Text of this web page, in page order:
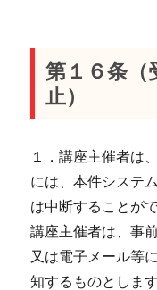
第１６条（
止）
１．講座主催者は
には、本件システ
は中断することが
講座主催者は、事
又は電子メール等
知するものとしま